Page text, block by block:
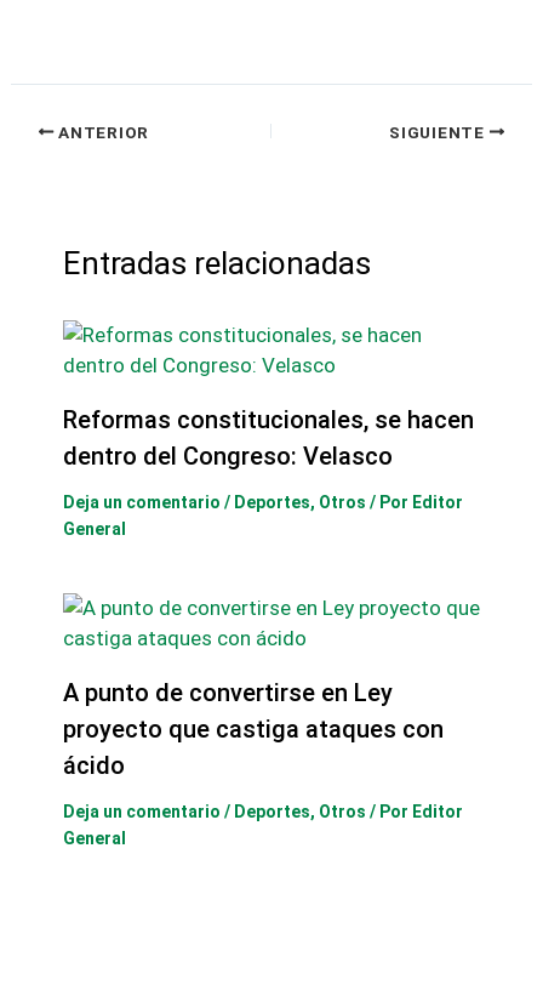
ANTERIOR SIGUIENTE
Entradas relacionadas
Reformas constitucionales, se hacen
dentro del Congreso: Velasco
Deja un comentario / Deportes, Otros / Por Editor
General
A punto de convertirse en Ley
proyecto que castiga ataques con
ácido
Deja un comentario / Deportes, Otros / Por Editor
General